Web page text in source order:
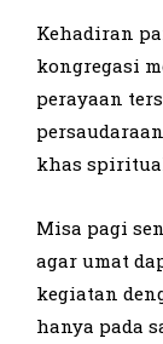
Kehadiran
kongregasi
perayaan
khas
Misa pagi
agar umat
kegiatan
hanya pada